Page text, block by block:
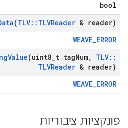
bool
(TLV:: TLVReader & reader)
WEAVE_ERROR
Value(uint8 t tagNum, TLV::
TLVReader & reader)
WEAVE_ERROR
פונקציות ציבוריות